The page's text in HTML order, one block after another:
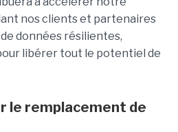
nos clients et partenaires
données résilientes,
libérer tout le potentiel de
le remplacement de